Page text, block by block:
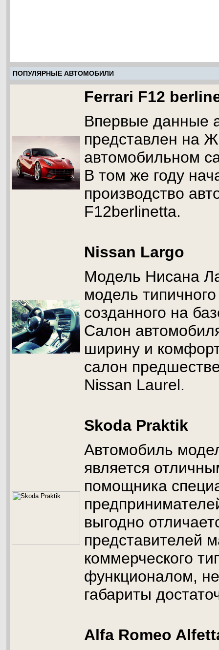
ПОПУЛЯРНЫЕ АВТОМОБИЛИ
Ferrari F12
Впервые данные
представлен на
автомобильном
В том же году
производство
F12berlinetta.
Nissan Largo
Модель Нисана
модель
созданного на
Салон
ширину и
салон
Nissan Laurel.
Skoda Praktik
Автомобиль
является
помощника
выгодно
представителей
коммерческого
функционалом,
габариты
Alfa Romeo